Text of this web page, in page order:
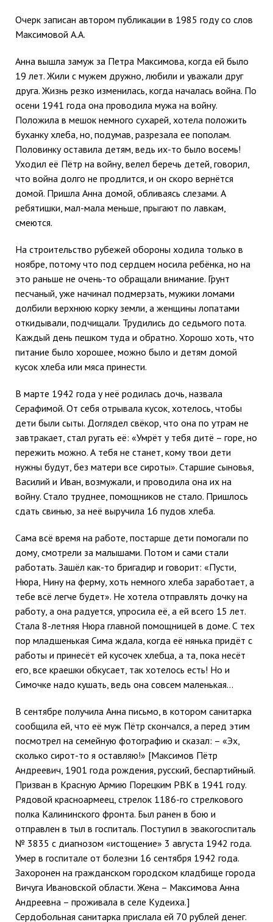
Очерк записан автором публикации в 1985 году со слов
Максимовой А.А.
Анна вышла замуж за Петра Максимова, когда ей было
19 лет. Жили с мужем дружно, любили и уважали друг
друга. Жизнь резко изменилась, когда началась война. По
осени 1941 года она проводила мужа на войну.
Положила в мешок немного сухарей, хотела положить
буханку хлеба, но, подумав, разрезала ее пополам.
Половинку оставила детям, ведь их-то было восемь!
Уходил её Пётр на войну, велел беречь детей, говорил,
что война долго не продлится, и он скоро вернётся
домой. Пришла Анна домой, обливаясь слезами. А
ребятишки, мал-мала меньше, прыгают по лавкам,
смеются.
На строительство рубежей обороны ходила только в
ноябре, потому что под сердцем носила ребёнка, но на
это раньше не очень-то обращали внимание. Грунт
песчаный, уже начинал подмерзать, мужики ломами
долбили верхнюю корку земли, а женщины лопатами
откидывали, подчищали. Трудились до седьмого пота.
Каждый день пешком туда и обратно. Хорошо хоть, что
питание было хорошее, можно было и детям домой
кусок хлеба или мяса принести.
В марте 1942 года у неё родилась дочь, назвала
Серафимой. От себя отрывала кусок, хотелось, чтобы
дети были сыты. Доглядел свёкор, что она по утрам не
завтракает, стал ругать её: «Умрёт у тебя дитё – горе, но
пережить можно. А тебя не станет, кому твои дети
нужны будут, без матери все сироты». Старшие сыновья,
Василий и Иван, возмужали, и проводила она их на
войну. Стало труднее, помощников не стало. Пришлось
сдать свинью, за неё выручила 16 пудов хлеба.
Сама всё время на работе, постарше дети помогали по
дому, смотрели за малышами. Потом и сами стали
работать. Зашёл как-то бригадир и говорит: «Пусти,
Нюра, Нину на ферму, хоть немного хлеба заработает, а
тебе всё легче будет». Не хотела отправлять дочку на
работу, а она радуется, упросила её, а ей всего 15 лет.
Стала 8-летняя Нюра главной помощницей в доме. С тех
пор младшенькая Сима ждала, когда её нянька придёт с
работы и принесёт ей кусочек хлебца, а та, пока несёт
его, все краешки обкусает, так хотелось есть! Но и
Симочке надо кушать, ведь она совсем маленькая…
В сентябре получила Анна письмо, в котором санитарка
сообщила ей, что её муж Пётр скончался, а перед этим
посмотрел на семейную фотографию и сказал: – «Эх,
сколько сирот-то я оставляю!» [Максимов Пётр
Андреевич, 1901 года рождения, русский, беспартийный.
Призван в Красную Армию Порецким РВК в 1941 году.
Рядовой красноармеец, стрелок 1186-го стрелкового
полка Калининского фронта. Был ранен в бою и
отправлен в тыл в госпиталь. Поступил в эвакогоспиталь
№ 3835 с диагнозом «истощение» 3 августа 1942 года.
Умер в госпитале от болезни 16 сентября 1942 года.
Захоронен на гражданском городском кладбище города
Вичуга Ивановской области. Жена – Максимова Анна
Андреевна – проживала в селе Кудеиха.]
Сердобольная санитарка прислала ей 70 рублей денег.